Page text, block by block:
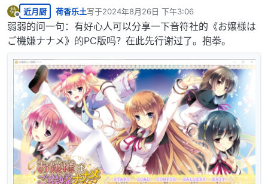
荷
离线
近月厨 荷香乐土写于2024年8月26日 下午3:06
最后由 编辑
弱弱的问一句：有好心人可以分享一下音符社的《お嬢様は
ご機嫌ナナメ》的PC版吗？在此先行谢过了。抱拳。